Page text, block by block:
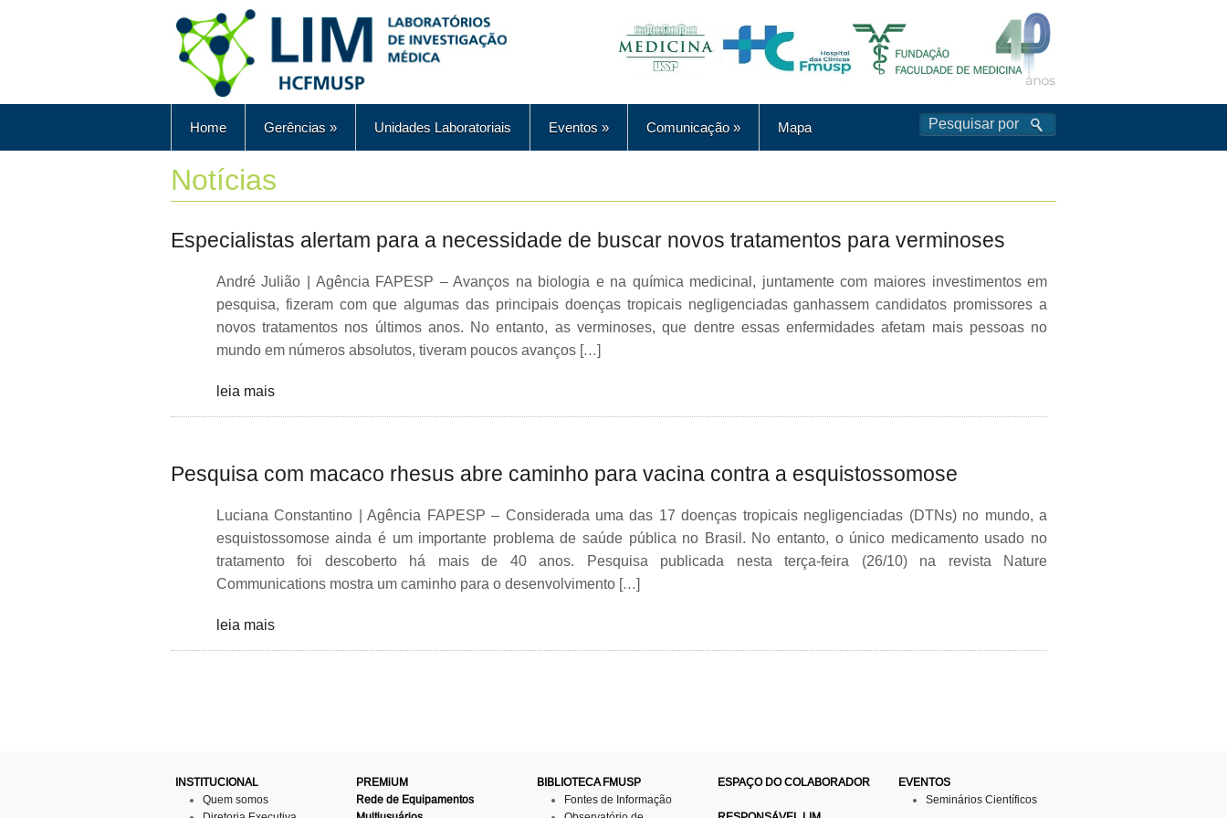
Home Gerências » Unidades Laboratoriais Eventos » Comunicação» Mapa
Notícias
Especialistas alertam para a necessidade de buscar novos tratamentos para verminoses
André Julião | Agência FAPESP – Avanços na biologia e na química medicinal, juntamente com maiores investimentos em
pesquisa, fizeram com que algumas das principais doenças tropicais negligenciadas ganhassem candidatos promissores a
novos tratamentos nos últimos anos. No entanto, as verminoses, que dentre essas enfermidades afetam mais pessoas no
mundo em números absolutos, tiveram poucos avanços […]
leia mais
Pesquisa com macaco rhesus abre caminho para vacina contra a esquistossomose
Luciana Constantino | Agência FAPESP – Considerada uma das 17 doenças tropicais negligenciadas (DTNs) no mundo, a
esquistossomose ainda é um importante problema de saúde pública no Brasil. No entanto, o único medicamento usado no
tratamento foi descoberto há mais de 40 anos. Pesquisa publicada nesta terça-feira (26/10) na revista Nature
Communications mostra um caminho para o desenvolvimento […]
leia mais
INSTITUCIONAL
Quem somos
PREMiUM
Rede de Equipamentos
BIBLIOTECA FMUSP
Fontes de Informação
ESPAÇO DO COLABORADOR
EVENTOS
Seminários Científicos